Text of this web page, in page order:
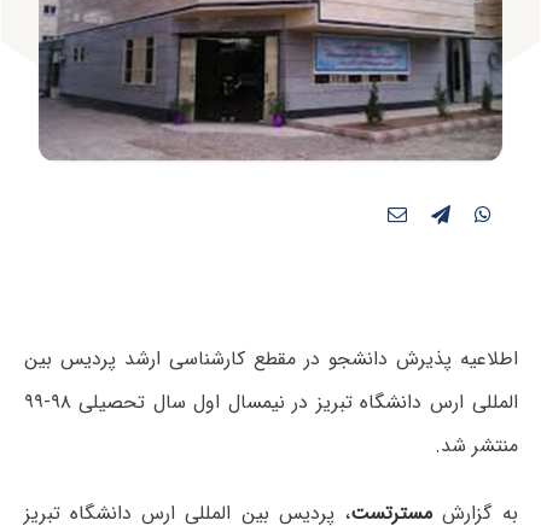
اطلاعیه پذیرش دانشجو در مقطع کارشناسی ارشد پردیس بین
المللی ارس دانشگاه تبریز در نیمسال اول سال تحصیلی ۹۸-۹۹
منتشر شد.
به گزارش مسترتست، پردیس بین المللی ارس دانشگاه تبریز